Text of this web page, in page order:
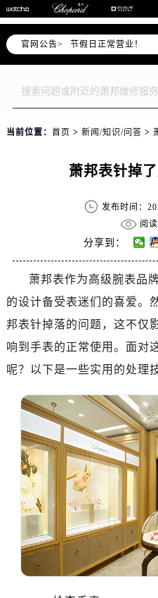
官网公告>
节假日正常营业！
当前位置： 首页 > 新闻/知识/问答 >
萧邦表针掉
发布时间：
阅
分享到：
萧邦表作为高级腕表品
的设计备受表迷们的喜爱。
邦表针掉落的问题，这不仅
响到手表的正常使用。面对
呢？以下是一些实用的处理